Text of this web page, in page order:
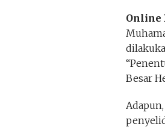
Online
Besar